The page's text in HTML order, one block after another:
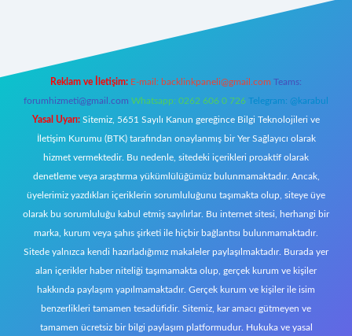
Reklam ve İletişim: E-mail: backlinkpaneli@gmail.com Teams:
forumhizmeti@gmail.com Whatsapp: 0262 606 0 726 Telegram: @karabul
Yasal Uyarı: Sitemiz, 5651 Sayılı Kanun gereğince Bilgi Teknolojileri ve
İletişim Kurumu (BTK) tarafından onaylanmış bir Yer Sağlayıcı olarak
hizmet vermektedir. Bu nedenle, sitedeki içerikleri proaktif olarak
denetleme veya araştırma yükümlülüğümüz bulunmamaktadır. Ancak,
üyelerimiz yazdıkları içeriklerin sorumluluğunu taşımakta olup, siteye üye
olarak bu sorumluluğu kabul etmiş sayılırlar. Bu internet sitesi, herhangi bir
marka, kurum veya şahıs şirketi ile hiçbir bağlantısı bulunmamaktadır.
Sitede yalnızca kendi hazırladığımız makaleler paylaşılmaktadır. Burada yer
alan içerikler haber niteliği taşımamakta olup, gerçek kurum ve kişiler
hakkında paylaşım yapılmamaktadır. Gerçek kurum ve kişiler ile isim
benzerlikleri tamamen tesadüfidir. Sitemiz, kar amacı gütmeyen ve
tamamen ücretsiz bir bilgi paylaşım platformudur. Hukuka ve yasal